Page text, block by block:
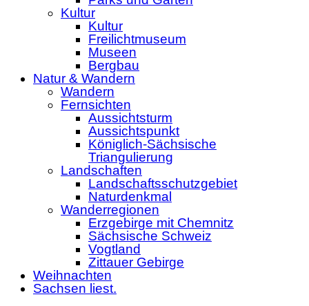
Kultur
Kultur
Freilichtmuseum
Museen
Bergbau
Natur & Wandern
Wandern
Fernsichten
Aussichtsturm
Aussichtspunkt
Königlich-Sächsische
Triangulierung
Landschaften
Landschaftsschutzgebiet
Naturdenkmal
Wanderregionen
Erzgebirge mit Chemnitz
Sächsische Schweiz
Vogtland
Zittauer Gebirge
Weihnachten
Sachsen liest.